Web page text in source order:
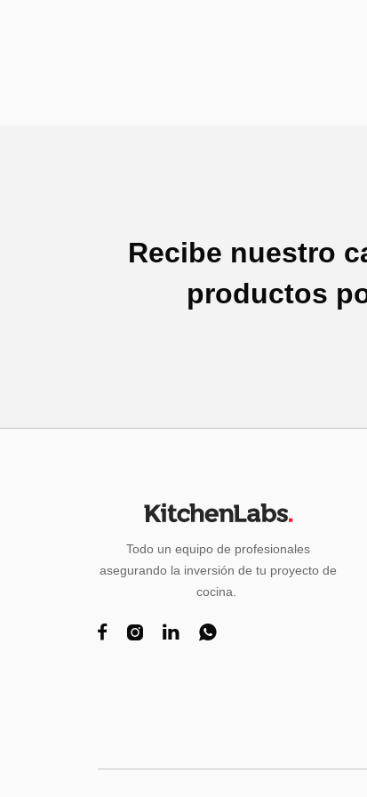
Recibe nuestro
productos
Todo un equipo de profesionales
asegurando la inversión de tu proyecto de
cocina.
   